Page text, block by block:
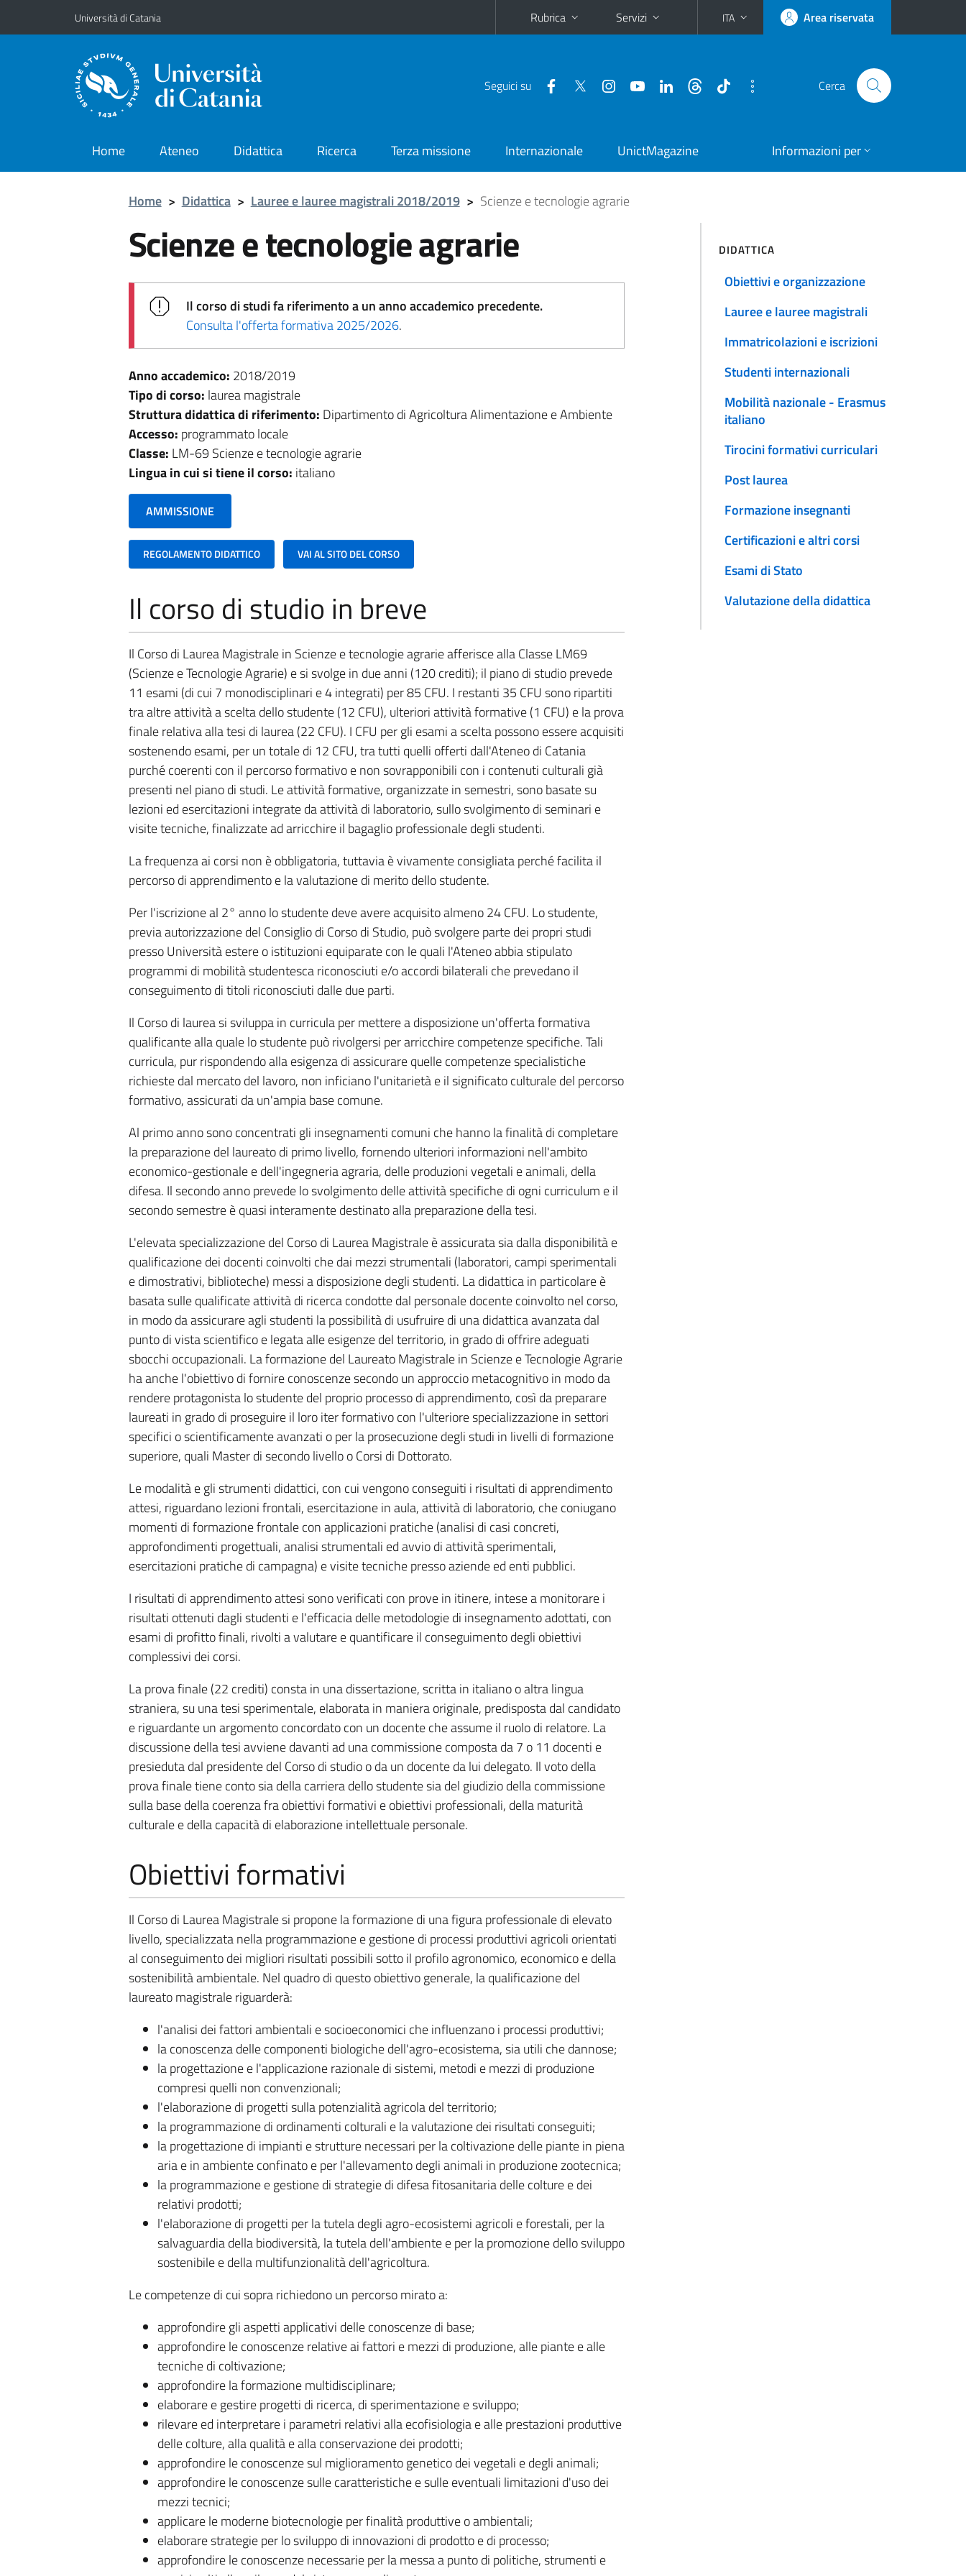
Vai al contenuto principale
Vai al menu di navigazione
Università di Catania Rubrica Servizi ITA Area riservata
Seguici su Cerca
Home Ateneo Didattica Ricerca Terza missione Internazionale UnictMagazine Informazioni per
Home > Didattica > Lauree e lauree magistrali 2018/2019 > Scienze e tecnologie agrarie
Scienze e tecnologie agrarie
Il corso di studi fa riferimento a un anno accademico precedente.
Consulta l'offerta formativa 2025/2026.
Anno accademico: 2018/2019
Tipo di corso: laurea magistrale
Struttura didattica di riferimento: Dipartimento di Agricoltura Alimentazione e Ambiente
Accesso: programmato locale
Classe: LM-69 Scienze e tecnologie agrarie
Lingua in cui si tiene il corso: italiano
AMMISSIONE
REGOLAMENTO DIDATTICO VAI AL SITO DEL CORSO
Il corso di studio in breve
Il Corso di Laurea Magistrale in Scienze e tecnologie agrarie afferisce alla Classe LM69
(Scienze e Tecnologie Agrarie) e si svolge in due anni (120 crediti); il piano di studio prevede
11 esami (di cui 7 monodisciplinari e 4 integrati) per 85 CFU. I restanti 35 CFU sono ripartiti
tra altre attività a scelta dello studente (12 CFU), ulteriori attività formative (1 CFU) e la prova
finale relativa alla tesi di laurea (22 CFU). I CFU per gli esami a scelta possono essere acquisiti
sostenendo esami, per un totale di 12 CFU, tra tutti quelli offerti dall'Ateneo di Catania
purché coerenti con il percorso formativo e non sovrapponibili con i contenuti culturali già
presenti nel piano di studi. Le attività formative, organizzate in semestri, sono basate su
lezioni ed esercitazioni integrate da attività di laboratorio, sullo svolgimento di seminari e
visite tecniche, finalizzate ad arricchire il bagaglio professionale degli studenti.
La frequenza ai corsi non è obbligatoria, tuttavia è vivamente consigliata perché facilita il
percorso di apprendimento e la valutazione di merito dello studente.
Per l'iscrizione al 2° anno lo studente deve avere acquisito almeno 24 CFU. Lo studente,
previa autorizzazione del Consiglio di Corso di Studio, può svolgere parte dei propri studi
presso Università estere o istituzioni equiparate con le quali l'Ateneo abbia stipulato
programmi di mobilità studentesca riconosciuti e/o accordi bilaterali che prevedano il
conseguimento di titoli riconosciuti dalle due parti.
Il Corso di laurea si sviluppa in curricula per mettere a disposizione un'offerta formativa
qualificante alla quale lo studente può rivolgersi per arricchire competenze specifiche. Tali
curricula, pur rispondendo alla esigenza di assicurare quelle competenze specialistiche
richieste dal mercato del lavoro, non inficiano l'unitarietà e il significato culturale del percorso
formativo, assicurati da un'ampia base comune.
Al primo anno sono concentrati gli insegnamenti comuni che hanno la finalità di completare
la preparazione del laureato di primo livello, fornendo ulteriori informazioni nell'ambito
economico-gestionale e dell'ingegneria agraria, delle produzioni vegetali e animali, della
difesa. Il secondo anno prevede lo svolgimento delle attività specifiche di ogni curriculum e il
secondo semestre è quasi interamente destinato alla preparazione della tesi.
L'elevata specializzazione del Corso di Laurea Magistrale è assicurata sia dalla disponibilità e
qualificazione dei docenti coinvolti che dai mezzi strumentali (laboratori, campi sperimentali
e dimostrativi, biblioteche) messi a disposizione degli studenti. La didattica in particolare è
basata sulle qualificate attività di ricerca condotte dal personale docente coinvolto nel corso,
in modo da assicurare agli studenti la possibilità di usufruire di una didattica avanzata dal
punto di vista scientifico e legata alle esigenze del territorio, in grado di offrire adeguati
sbocchi occupazionali. La formazione del Laureato Magistrale in Scienze e Tecnologie Agrarie
ha anche l'obiettivo di fornire conoscenze secondo un approccio metacognitivo in modo da
rendere protagonista lo studente del proprio processo di apprendimento, così da preparare
laureati in grado di proseguire il loro iter formativo con l'ulteriore specializzazione in settori
specifici o scientificamente avanzati o per la prosecuzione degli studi in livelli di formazione
superiore, quali Master di secondo livello o Corsi di Dottorato.
Le modalità e gli strumenti didattici, con cui vengono conseguiti i risultati di apprendimento
attesi, riguardano lezioni frontali, esercitazione in aula, attività di laboratorio, che coniugano
momenti di formazione frontale con applicazioni pratiche (analisi di casi concreti,
approfondimenti progettuali, analisi strumentali ed avvio di attività sperimentali,
esercitazioni pratiche di campagna) e visite tecniche presso aziende ed enti pubblici.
I risultati di apprendimento attesi sono verificati con prove in itinere, intese a monitorare i
risultati ottenuti dagli studenti e l'efficacia delle metodologie di insegnamento adottati, con
esami di profitto finali, rivolti a valutare e quantificare il conseguimento degli obiettivi
complessivi dei corsi.
La prova finale (22 crediti) consta in una dissertazione, scritta in italiano o altra lingua
straniera, su una tesi sperimentale, elaborata in maniera originale, predisposta dal candidato
e riguardante un argomento concordato con un docente che assume il ruolo di relatore. La
discussione della tesi avviene davanti ad una commissione composta da 7 o 11 docenti e
presieduta dal presidente del Corso di studio o da un docente da lui delegato. Il voto della
prova finale tiene conto sia della carriera dello studente sia del giudizio della commissione
sulla base della coerenza fra obiettivi formativi e obiettivi professionali, della maturità
culturale e della capacità di elaborazione intellettuale personale.
Obiettivi formativi
Il Corso di Laurea Magistrale si propone la formazione di una figura professionale di elevato
livello, specializzata nella programmazione e gestione di processi produttivi agricoli orientati
al conseguimento dei migliori risultati possibili sotto il profilo agronomico, economico e della
sostenibilità ambientale. Nel quadro di questo obiettivo generale, la qualificazione del
laureato magistrale riguarderà:
l'analisi dei fattori ambientali e socioeconomici che influenzano i processi produttivi;
la conoscenza delle componenti biologiche dell'agro-ecosistema, sia utili che dannose;
la progettazione e l'applicazione razionale di sistemi, metodi e mezzi di produzione
compresi quelli non convenzionali;
l'elaborazione di progetti sulla potenzialità agricola del territorio;
la programmazione di ordinamenti colturali e la valutazione dei risultati conseguiti;
la progettazione di impianti e strutture necessari per la coltivazione delle piante in piena
aria e in ambiente confinato e per l'allevamento degli animali in produzione zootecnica;
la programmazione e gestione di strategie di difesa fitosanitaria delle colture e dei
relativi prodotti;
l'elaborazione di progetti per la tutela degli agro-ecosistemi agricoli e forestali, per la
salvaguardia della biodiversità, la tutela dell'ambiente e per la promozione dello sviluppo
sostenibile e della multifunzionalità dell'agricoltura.
Le competenze di cui sopra richiedono un percorso mirato a:
approfondire gli aspetti applicativi delle conoscenze di base;
approfondire le conoscenze relative ai fattori e mezzi di produzione, alle piante e alle
tecniche di coltivazione;
approfondire la formazione multidisciplinare;
elaborare e gestire progetti di ricerca, di sperimentazione e sviluppo;
rilevare ed interpretare i parametri relativi alla ecofisiologia e alle prestazioni produttive
delle colture, alla qualità e alla conservazione dei prodotti;
approfondire le conoscenze sul miglioramento genetico dei vegetali e degli animali;
approfondire le conoscenze sulle caratteristiche e sulle eventuali limitazioni d'uso dei
mezzi tecnici;
applicare le moderne biotecnologie per finalità produttive o ambientali;
elaborare strategie per lo sviluppo di innovazioni di prodotto e di processo;
approfondire le conoscenze necessarie per la messa a punto di politiche, strumenti e
DIDATTICA
Obiettivi e organizzazione
Lauree e lauree magistrali
Immatricolazioni e iscrizioni
Studenti internazionali
Mobilità nazionale - Erasmus
italiano
Tirocini formativi curriculari
Post laurea
Formazione insegnanti
Certificazioni e altri corsi
Esami di Stato
Valutazione della didattica